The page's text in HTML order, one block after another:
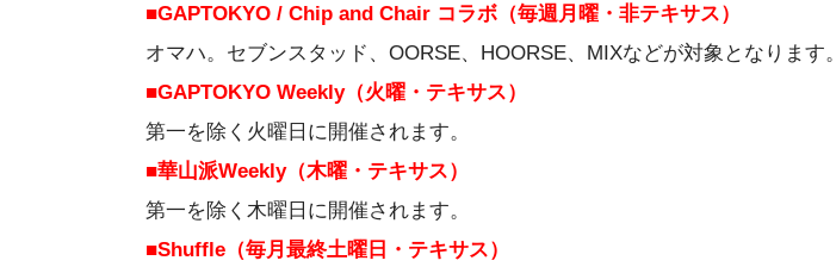
■GAPTOKYO / Chip and Chair コラボ（毎週月曜・非テキサス）
オマハ。セブンスタッド、OORSE、HOORSE、MIXなどが対象となります。
■GAPTOKYO Weekly（火曜・テキサス）
第一を除く火曜日に開催されます。
■華山派Weekly（木曜・テキサス）
第一を除く木曜日に開催されます。
■Shuffle（毎月最終土曜日・テキサス）